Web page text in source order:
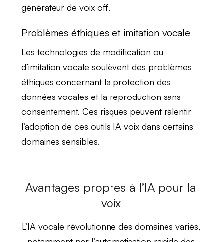
générateur de voix off.
Problèmes éthiques et imitation vocale
Les technologies de modification ou
d’imitation vocale soulèvent des problèmes
éthiques concernant la protection des
données vocales et la reproduction sans
consentement. Ces risques peuvent ralentir
l’adoption de ces outils IA voixdans certains
domaines sensibles.
Avantages propres à l’IA pour la
voix
L’IA vocale révolutionne des domaines variés,